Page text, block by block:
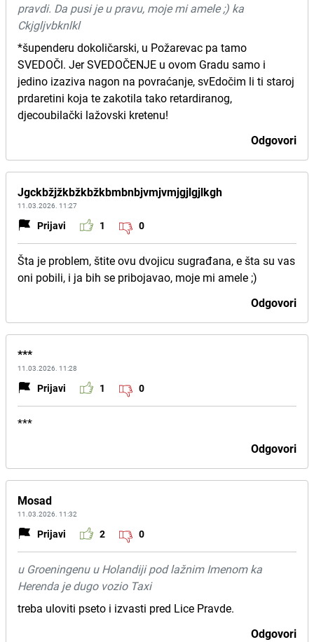
pravdi. Da pusi je u pravu, moje mi amele ;) ka
Ckjgljvbknlkl
*šupenderu dokoličarski, u Požarevac pa tamo
SVEDOČI. Jer SVEDOČENJE u ovom Gradu samo i
jedino izaziva nagon na povraćanje, svEdočim li ti staroj
prdaretini koja te zakotila tako retardiranog,
djecoubilački lažovski kretenu!
Odgovori
Jgckbžjžkbžkbžkbmbnbjvmjvmjgjlgjlkgh
11.03.2026. 11:27
Prijavi 1 0
Šta je problem, štite ovu dvojicu sugrađana, e šta su vas
oni pobili, i ja bih se pribojavao, moje mi amele ;)
Odgovori
***
11.03.2026. 11:28
Prijavi 1 0
***
Odgovori
Mosad
11.03.2026. 11:32
Prijavi 2 0
u Groeningenu u Holandiji pod lažnim Imenom ka
Herenda je dugo vozio Taxi
treba uloviti pseto i izvasti pred Lice Pravde.
Odgovori